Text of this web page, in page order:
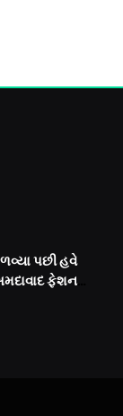
પછી હવે
ફેશન
કરશે